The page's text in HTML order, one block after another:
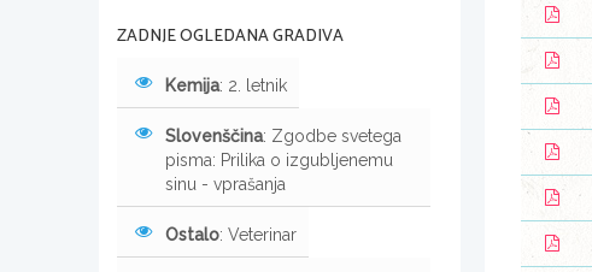
ZADNJE OGLEDANA GRADIVA
Kemija: 2. letnik
Slovenščina: Zgodbe svetega
pisma: Prilika o izgubljenemu
sinu - vprašanja
Ostalo: Veterinar